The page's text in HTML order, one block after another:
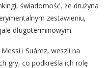
świadomość, że drużyna
zestawieniu,
długoterminowym.
i Suárez, weszli na
gry, co podkreśla ich rolę